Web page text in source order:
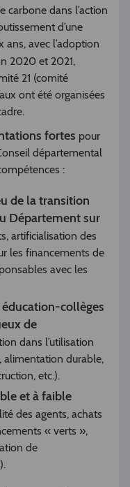
carbone dans l’action
d’une
avec l’adoption
2020 et 2021,
21 (comité
ont été organisées
fortes pour
départemental
:
de la transition
Département sur
artificialisation des
les financements de
avec les
collèges
de
dans l’utilisation
alimentation durable,
etc.).
et à faible
des agents, achats
« verts »,
de